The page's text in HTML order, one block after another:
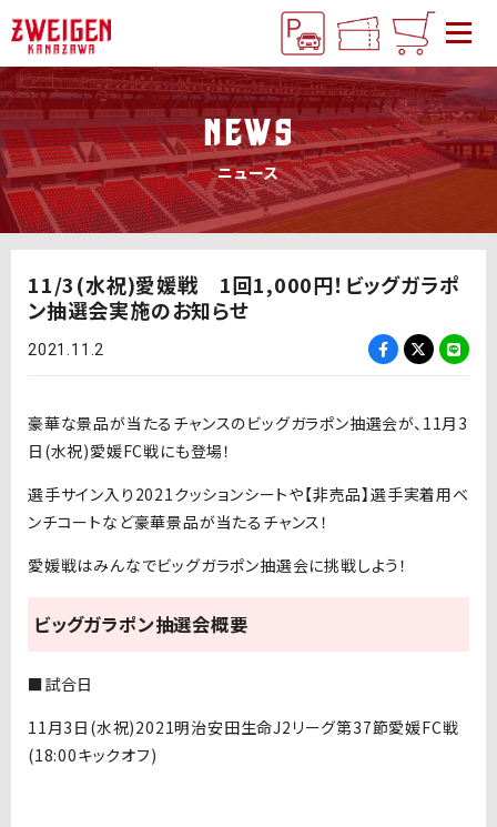
NEWS
ニュース
11/3(水祝)愛媛戦 1回1,000円！ビッグガラポ
ン抽選会実施のお知らせ
2021.11.2
豪華な景品が当たるチャンスのビッグガラポン抽選会が、11月3
日(水祝)愛媛FC戦にも登場！
選手サイン入り2021クッションシートや【非売品】選手実着用ベ
ンチコートなど豪華景品が当たるチャンス！
愛媛戦はみんなでビッグガラポン抽選会に挑戦しよう！
ビッグガラポン抽選会概要
■試合日
11月3日(水祝)2021明治安田生命J2リーグ第37節愛媛FC戦
(18:00キックオフ)